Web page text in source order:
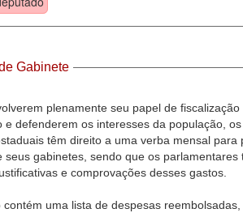
Gabinete
plenamente seu papel de fiscalização
e defenderem os interesses da população, os
têm direito a uma verba mensal para
seus gabinetes, sendo que os parlamentares
e comprovações desses gastos.
contém uma lista de despesas reembolsadas,